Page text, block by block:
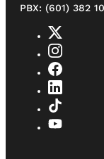
PBX: (601) 382